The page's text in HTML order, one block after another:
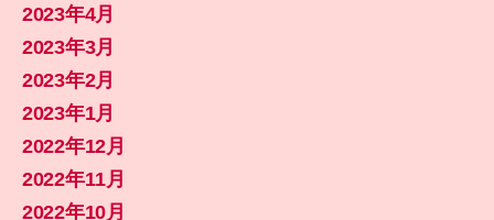
2023年4月
2023年3月
2023年2月
2023年1月
2022年12月
2022年11月
2022年10月